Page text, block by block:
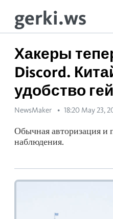
gerki.ws
Хакеры
Discord.
удобство
NewsMaker 18:20 May 23,
Обычная авторизация
наблюдения.